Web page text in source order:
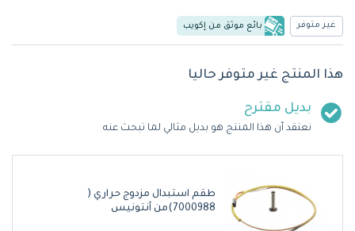
غير متوفر بائع موثق من إكويب
هذا المنتج غير متوفر حاليا
بديل مقترح
نعتقد أن هذا المنتج هو بديل مثالي لما تبحث عنه
طقم استبدال مزدوج حراري (
7000988)من أنتونيس